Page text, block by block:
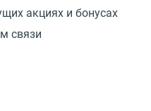
акциях и бонусах
связи